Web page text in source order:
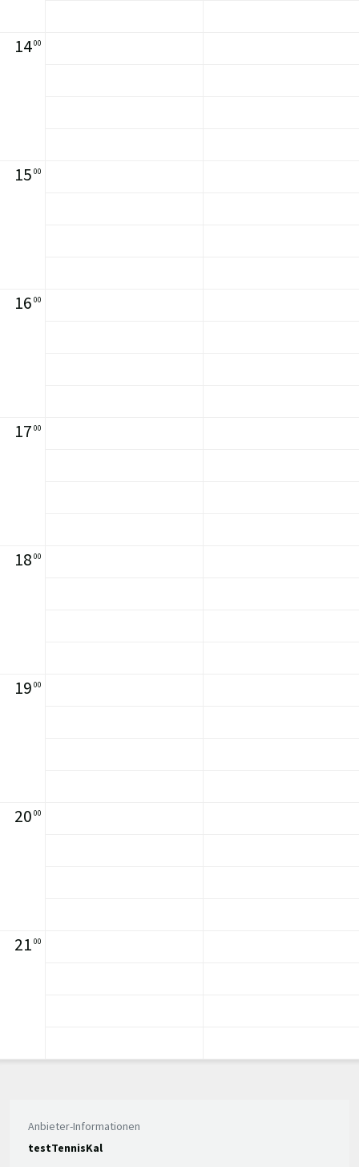
1400
15 00
16 00
17 00
18 00
19 00
20 00
21 00
Anbieter-Informationen
testTennisKal